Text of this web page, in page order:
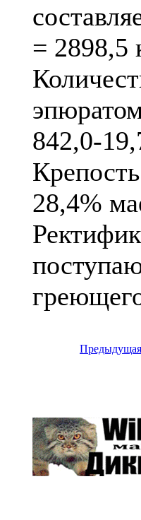
= 2898,5
842,0-
28,4%
Предыдущая